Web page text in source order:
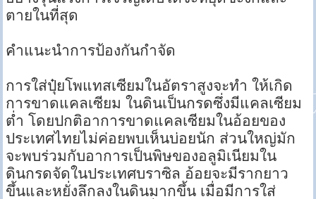
ตายในที่สุด
คำแนะนำการป้องกันกำจัด
การใส่ปุ๋ยโพแทสเซียมในอัตราสูงจะทำ ให้เกิด
การขาดแคลเซียม ในดินเป็นกรดซึ่งมีแคลเซียม
ต่ำ โดยปกติอาการขาดแคลเซียมในอ้อยของ
ประเทศไทยไม่ค่อยพบเห็นบ่อยนัก ส่วนใหญ่มัก
จะพบร่วมกับอาการเป็นพิษของอลูมิเนียมใน
ดินกรดจัดในประเทศบราซิล อ้อยจะมีรากยาว
ขึ้นและหยั่งลึกลงในดินมากขึ้น เมื่อมีการใส่